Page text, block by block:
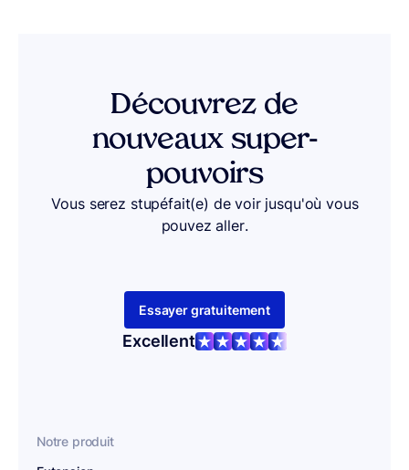
Découvrez de
nouveaux super-
pouvoirs
Vous serez stupéfait(e) de voir jusqu'où vous
pouvez aller.
Essayer gratuitement
Excellent
Notre produit